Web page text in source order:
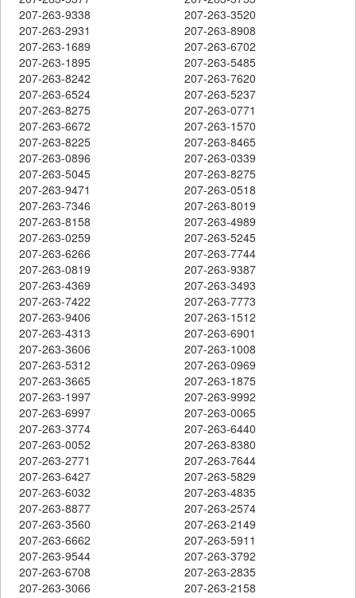
207-263-9338
207-263-3520
207-263-2931
207-263-8908
207-263-1689
207-263-6702
207-263-1895
207-263-5485
207-263-8242
207-263-7620
207-263-6524
207-263-5237
207-263-8275
207-263-0771
207-263-6672
207-263-1570
207-263-8225
207-263-8465
207-263-0896
207-263-0339
207-263-5045
207-263-8275
207-263-9471
207-263-0518
207-263-7346
207-263-8019
207-263-8158
207-263-4989
207-263-0259
207-263-5245
207-263-6266
207-263-7744
207-263-0819
207-263-9387
207-263-4369
207-263-3493
207-263-7422
207-263-7773
207-263-9406
207-263-1512
207-263-4313
207-263-6901
207-263-3606
207-263-1008
207-263-5312
207-263-0969
207-263-3665
207-263-1875
207-263-1997
207-263-9992
207-263-6997
207-263-0065
207-263-3774
207-263-6440
207-263-0052
207-263-8380
207-263-2771
207-263-7644
207-263-6427
207-263-5829
207-263-6032
207-263-4835
207-263-8877
207-263-2574
207-263-3560
207-263-2149
207-263-6662
207-263-5911
207-263-9544
207-263-3792
207-263-6708
207-263-2835
207-263-3066
207-263-2158